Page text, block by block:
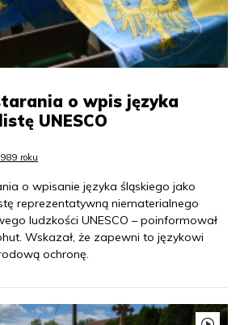
o wpis języka
UNESCO
roku
o wpisanie języka śląskiego jako
reprezentatywną niematerialnego
ludzkości UNESCO – poinformował
Wskazał, że zapewni to językowi
ochronę.